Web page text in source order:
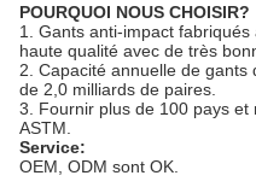
POURQUOI NOUS CHOISIR?
1. Gants anti-impact
haute qualité avec de très
2. Capacité annuelle de
de 2,0 milliards de paires.
3. Fournir plus de 100 pays et
ASTM.
Service:
OEM, ODM sont OK.